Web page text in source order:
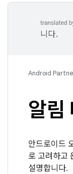
니다.
Android
알림
안드로이드
로 고려하고
설명합니다.